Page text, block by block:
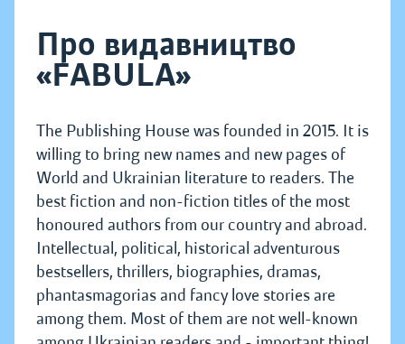
Про видавництво
«FABULA»
The Publishing House was founded in 2015. It is
willing to bring new names and new pages of
World and Ukrainian literature to readers. The
best fiction and non-fiction titles of the most
honoured authors from our country and abroad.
Intellectual, political, historical adventurous
bestsellers, thrillers, biographies, dramas,
phantasmagorias and fancy love stories are
among them. Most of them are not well-known